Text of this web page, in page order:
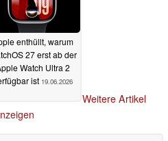
enthüllt, warum
27 erst ab der
Watch Ultra 2
ist 19.06.2026
Weitere Artikel